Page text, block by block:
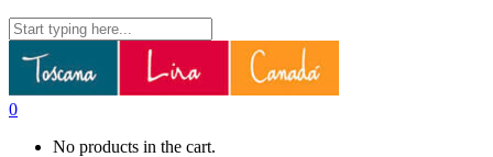
0
No products in the cart.